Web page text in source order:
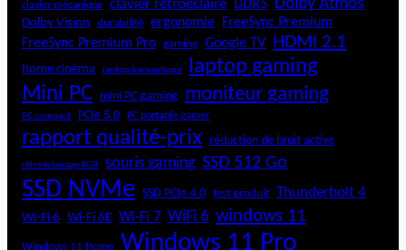
0
W
o
u
r
v
o
s
p
p
a
clavier mécanique clavier rétroéclairé DDR5 Dolby Atmos
Dolby Vision durabilité ergonomie
FreeSync Premium
FreeSync Premium Pro
gaming Google TV HDMI 2.1
home cinéma laptop bureautique laptop gaming
Mini PC mini PC gaming moniteur gaming
PC compact PCIe 5.0 PC portable gamer
rapport qualité-prix réduction de bruit active
rétroéclairage RGB souris gaming SSD 512 Go
SSD NVMe SSD PCIe 4.0 test produit Thunderbolt 4
Wi-Fi 6 Wi-Fi 6E Wi-Fi 7 WiFi 6 windows 11
Windows 11 Home Windows 11 Pro